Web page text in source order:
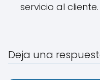
servicio al cliente.
Deja una